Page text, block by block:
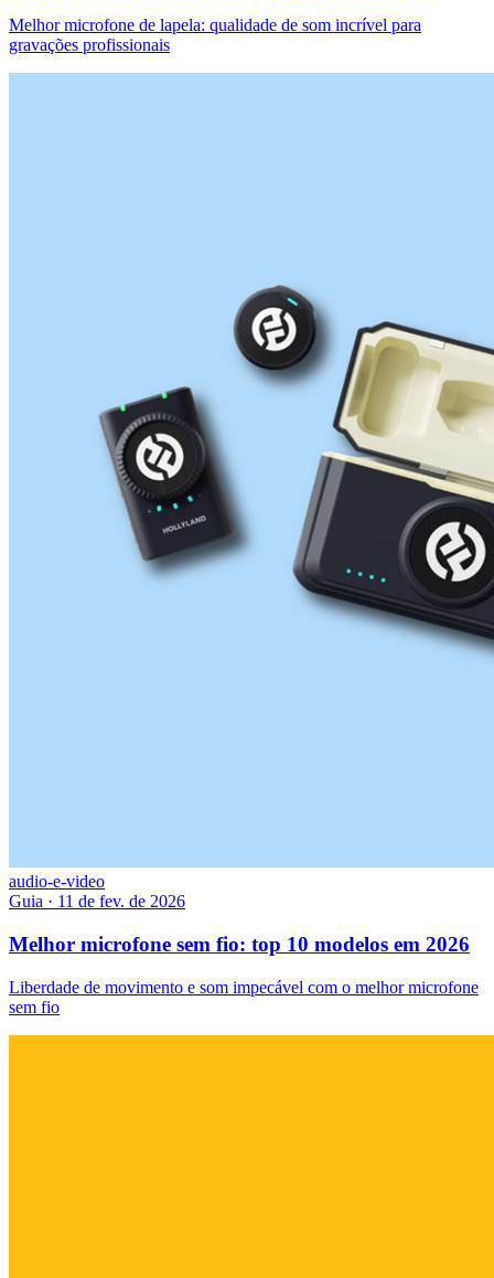
Melhor microfone de lapela: qualidade de som incrível para
gravações profissionais
audio-e-video
Guia · 11 de fev. de 2026
Melhor microfone sem fio: top 10 modelos em 2026
Liberdade de movimento e som impecável com o melhor microfone
sem fio